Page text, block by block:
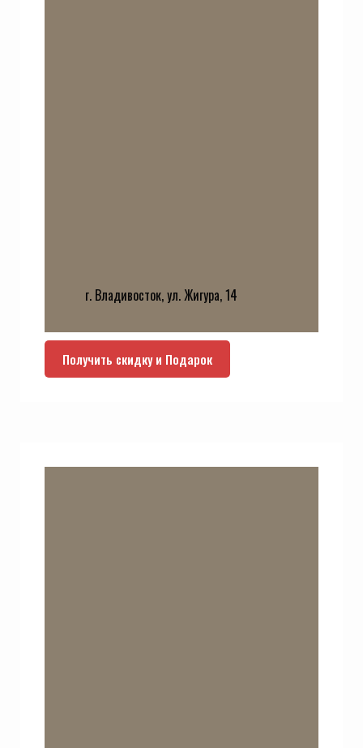
Получить скидку и Подарок
г. Владивосток, ул. Жигура, 14